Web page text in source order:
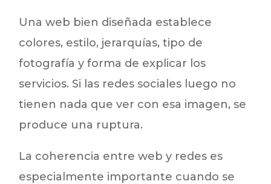
Una web bien diseñada establece
colores, estilo, jerarquías, tipo de
fotografía y forma de explicar los
servicios. Si las redes sociales luego no
tienen nada que ver con esa imagen, se
produce una ruptura.
La coherencia entre web y redes es
especialmente importante cuando se